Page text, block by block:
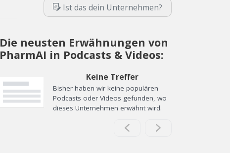
Ist das dein Unternehmen?
Die neusten Erwähnungen von
PharmAI in Podcasts & Videos:
Keine Treffer
Bisher haben wir keine populären
Podcasts oder Videos gefunden, wo
dieses Unternehmen erwähnt wird.